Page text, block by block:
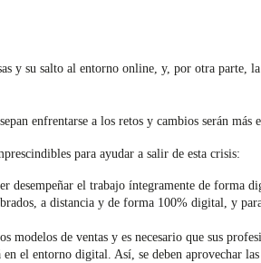
y su salto al entorno online, y, por otra parte, la
enfrentarse a los retos y cambios serán más
para ayudar a salir de esta crisis:
desempeñar el trabajo íntegramente de forma
a distancia y de forma 100% digital, y
de ventas y es necesario que sus
el entorno digital. Así, se deben aprovechar las